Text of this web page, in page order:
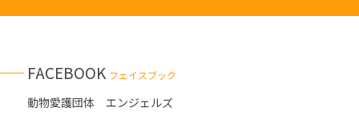
FACEBOOK フェイスブック
動物愛護団体 エンジェルズ